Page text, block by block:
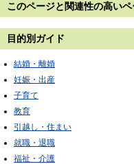
このページと 関連性の高い
目的別ガイド
結婚・離婚
妊娠・出産
子育て
教育
引越し・住まい
就職・退職
福祉・介護